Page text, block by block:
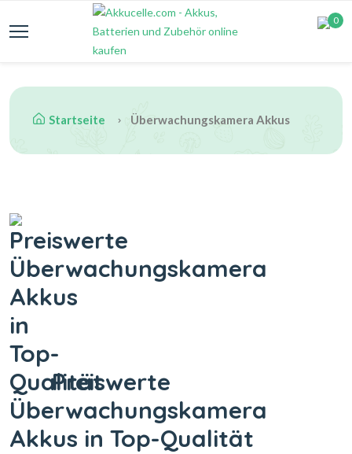
0
Startseite Überwachungskamera Akkus
Preiswerte
Überwachungskamera
Akkus in Top-Qualität